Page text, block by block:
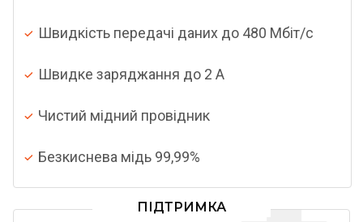
Швидкість передачі даних до 480 Мбіт/с
Швидке заряджання до 2 А
Чистий мідний провідник
Безкиснева мідь 99,99%
ПІДТРИМКА